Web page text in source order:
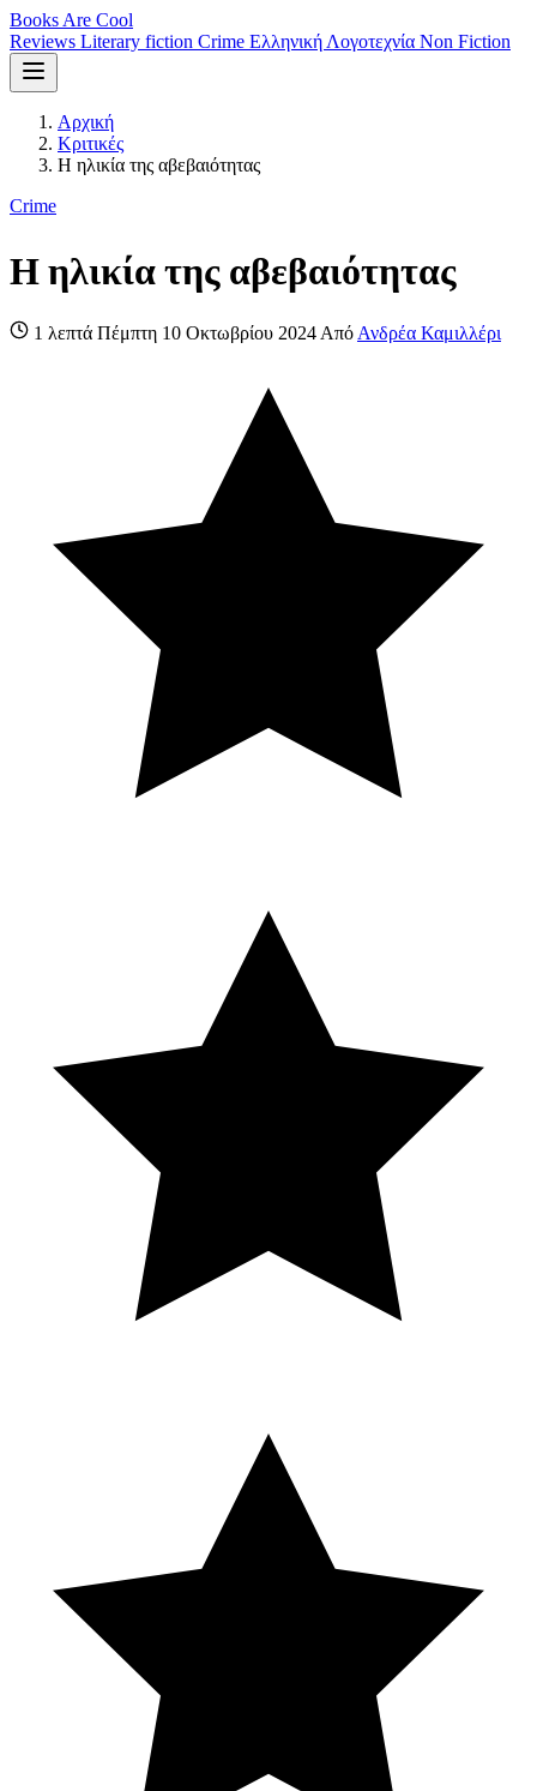
Books Are Cool
Reviews Literary fiction Crime Ελληνική Λογοτεχνία Non Fiction
Αρχική
Κριτικές
Η ηλικία της αβεβαιότητας
Crime
Η ηλικία της αβεβαιότητας
1 λεπτά Πέμπτη 10 Οκτωβρίου 2024 Από Ανδρέα Καμιλλέρι